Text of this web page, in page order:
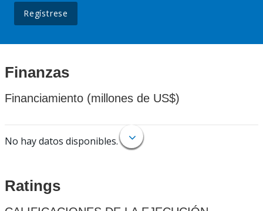
Regístrese
Finanzas
Financiamiento (millones de US$)
No hay datos disponibles.
Ratings